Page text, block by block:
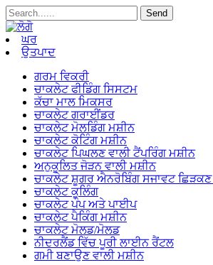
ਘਰ
ਉਤਪਾਦ
ਗਰਮ ਵਿਕਰੀ
ਚਾਕਲੇਟ ਫੀਡਿੰਗ ਸਿਸਟਮ
ਕੱਚਾ ਮਾਲ ਮਿਕਸਰ
ਚਾਕਲੇਟ ਗਰਾਈਂਡਰ
ਚਾਕਲੇਟ ਮੋਲਡਿੰਗ ਮਸ਼ੀਨ
ਚਾਕਲੇਟ ਕੋਟਿੰਗ ਮਸ਼ੀਨ
ਚਾਕਲੇਟ ਪਿਘਲਣ ਵਾਲੀ ਟੈਂਪਰਿੰਗ ਮਸ਼ੀਨ
ਅਨੁਕੂਲਿਤ ਜੋੜਨ ਵਾਲੀ ਮਸ਼ੀਨ
ਚਾਕਲੇਟ ਸ਼ੂਗਰ ਐਨਰੋਬਿੰਗ ਸਜਾਵਟ ਛਿੜਕਣ
ਚਾਕਲੇਟ ਕੂਲਿੰਗ
ਚਾਕਲੇਟ ਪੰਪ ਅਤੇ ਪਾਈਪ
ਚਾਕਲੇਟ ਪੈਕਿੰਗ ਮਸ਼ੀਨ
ਚਾਕਲੇਟ ਮੋਲਡ/ਮੋਲਡ
ਨੀਦਰਲੈਂਡ ਵਿੱਚ ਪੂਰੀ ਲਾਈਨ ਰੈਂਟਲ
ਗਮੀ ਬਣਾਉਣ ਵਾਲੀ ਮਸ਼ੀਨ